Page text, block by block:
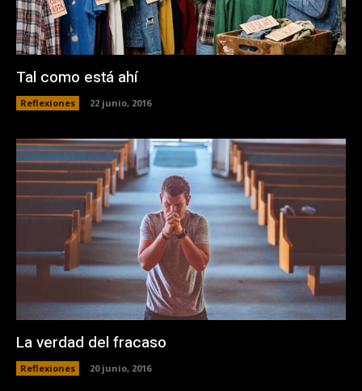
Tal como está ahí
Reflexiones 22 junio, 2016
La verdad del fracaso
Reflexiones 20 junio, 2016